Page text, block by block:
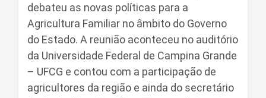
debateu as novas políticas para a
Agricultura Familiar no âmbito do Governo
do Estado. A reunião aconteceu no auditório
da Universidade Federal de Campina Grande
– UFCG e contou com a participação de
agricultores da região e ainda do secretário